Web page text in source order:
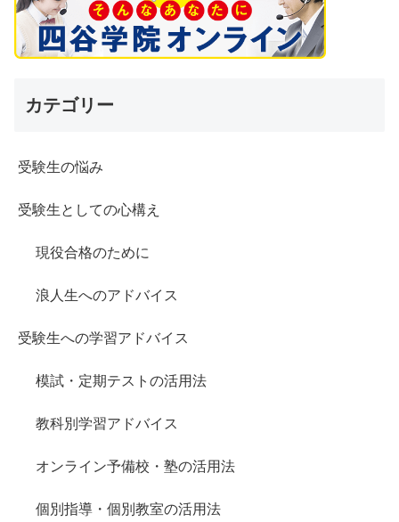
カテゴリー
受験生の悩み
受験生としての心構え
現役合格のために
浪人生へのアドバイス
受験生への学習アドバイス
模試・定期テストの活用法
教科別学習アドバイス
オンライン予備校・塾の活用法
個別指導・個別教室の活用法